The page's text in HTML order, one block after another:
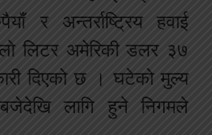
र अन्तर्राष्ट्रिय हवाई
लिटर अमेरिकी डलर ३७
दिएको छ । घटेको मुल्य
लागि हुने निगमले